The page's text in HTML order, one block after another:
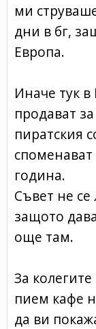
ми
дни в бг,
Европа.
Иначе тук в
продават
пиратския
споменават
година.
Съвет не се
защото
още там.
За
пием кафе
да ви